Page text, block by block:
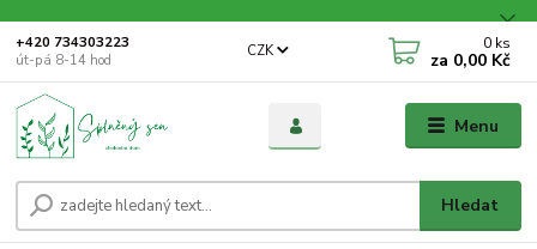
Menu
CZK
Hledat
+420 734303223
út-pá 8-14 hod
0 ks
za 0,00 Kč